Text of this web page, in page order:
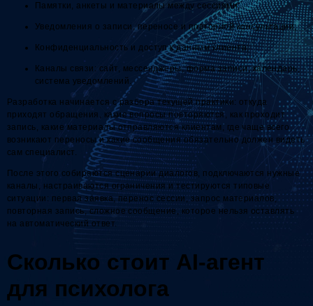
Памятки, анкеты и материалы между сессиями;
Уведомления о записи, переносе и повторной консультации;
Конфиденциальность и доступ к данным клиента;
Каналы связи: сайт, мессенджеры, форма записи, календарь,
система уведомлений.
Разработка начинается с разбора текущей практики: откуда
приходят обращения, какие вопросы повторяются, как проходит
запись, какие материалы отправляются клиентам, где чаще всего
возникают переносы и какие сообщения обязательно должен видеть
сам специалист.
После этого собираются сценарии диалогов, подключаются нужные
каналы, настраиваются ограничения и тестируются типовые
ситуации: первая заявка, перенос сессии, запрос материалов,
повторная запись, сложное сообщение, которое нельзя оставлять
на автоматический ответ.
Сколько стоит AI-агент
для психолога